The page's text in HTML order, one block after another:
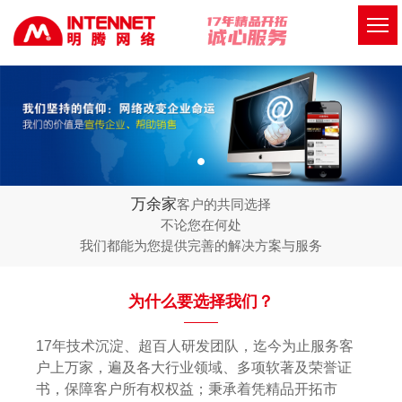
万余家客户的共同选择
不论您在何处
我们都能为您提供完善的解决方案与服务
为什么要选择我们？
17年技术沉淀、超百人研发团队，迄今为止服务客
户上万家，遍及各大行业领域、多项软著及荣誉证
书，保障客户所有权权益；秉承着凭精品开拓市